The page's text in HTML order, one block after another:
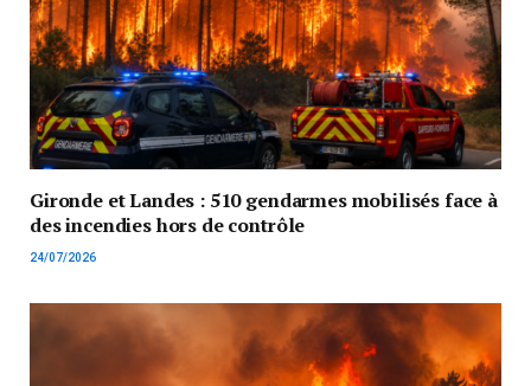
Gironde et Landes : 510 gendarmes mobilisés face à
des incendies hors de contrôle
24/07/2026